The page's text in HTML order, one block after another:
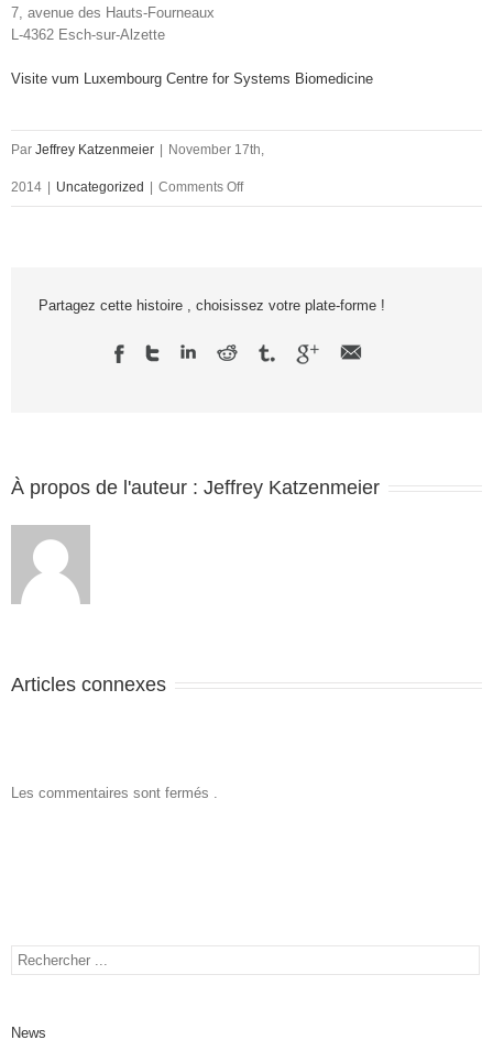
7, avenue des Hauts-Fourneaux
L-4362 Esch-sur-Alzette
Visite vum Luxembourg Centre for Systems Biomedicine
Par Jeffrey Katzenmeier November 17th,
2014 Uncategorized Comments Off
Partagez cette histoire , choisissez votre plate-forme !
À propos de l'auteur : Jeffrey Katzenmeier
Articles connexes
Les commentaires sont fermés .
News